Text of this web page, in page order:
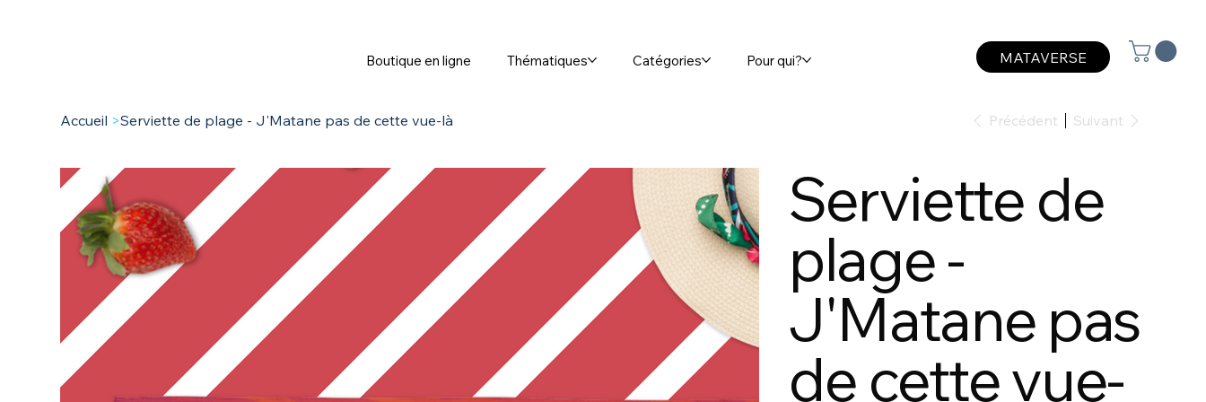
Boutique en ligne Thématiques Catégories Pour qui? MATAVERSE
Accueil >Serviette de plage - J'Matane pas de cette vue-là Précédent Suivant
Serviette de
plage -
J'Matane pas
de cette vue-